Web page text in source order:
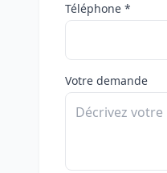
Téléphone *
Votre demande